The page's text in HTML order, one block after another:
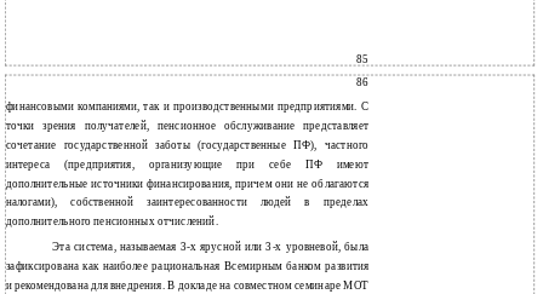
85
86
финансовыми компаниями, так и производственными предприятиями. С
точки зрения получателей, пенсионное обслуживание представляет
сочетание государственной заботы (государственные ПФ), частного
интереса (предприятия, организующие при себе ПФ имеют
дополнительные источники финансирования, причем они не облагаются
налогами), собственной заинтересованности людей в пределах
дополнительного пенсионных отчислений.
Эта система, называемая 3-х ярусной или 3-х уровневой, была
зафиксирована как наиболее рациональная Всемирным банком развития
и рекомендована для внедрения. В докладе на совместном семинаре МОТ